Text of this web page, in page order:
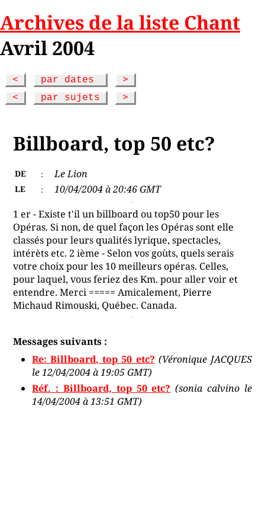
Archives de la liste Chant
Avril 2004
< par dates
>
<
par sujets >
Billboard, top 50 etc?
DE : Le Lion
LE :
10/04/2004 à 20:46 GMT
1 er - Existe t'il un billboard ou top50 pour les
Opéras. Si non, de quel façon les Opéras sont elle
classés pour leurs qualités lyrique, spectacles,
intérèts etc. 2 ième - Selon vos goùts, quels serais
votre choix pour les 10 meilleurs opéras. Celles,
pour laquel, vous feriez des Km. pour aller voir et
entendre. Merci ===== Amicalement, Pierre
Michaud Rimouski, Québec. Canada.
Messages suivants :
Re: Billboard, top 50 etc? (Véronique JACQUES
le 12/04/2004 à 19:05 GMT)
Réf. : Billboard, top 50 etc? (sonia calvino le
14/04/2004 à 13:51 GMT)